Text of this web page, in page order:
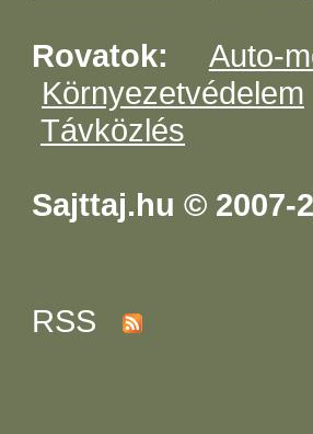
Rovatok: Auto-
Környezetvédelem
Távközlés
Sajttaj.hu © 2007-
RSS